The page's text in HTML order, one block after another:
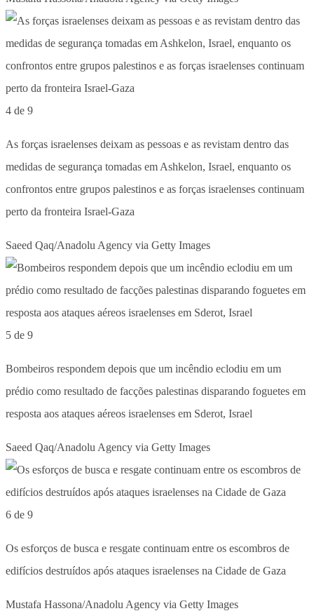
4 de 9
As forças israelenses deixam as pessoas e as revistam dentro das
medidas de segurança tomadas em Ashkelon, Israel, enquanto os
confrontos entre grupos palestinos e as forças israelenses continuam
perto da fronteira Israel-Gaza
Saeed Qaq/Anadolu Agency via Getty Images
5 de 9
Bombeiros respondem depois que um incêndio eclodiu em um
prédio como resultado de facções palestinas disparando foguetes em
resposta aos ataques aéreos israelenses em Sderot, Israel
Saeed Qaq/Anadolu Agency via Getty Images
6 de 9
Os esforços de busca e resgate continuam entre os escombros de
edifícios destruídos após ataques israelenses na Cidade de Gaza
Mustafa Hassona/Anadolu Agency via Getty Images